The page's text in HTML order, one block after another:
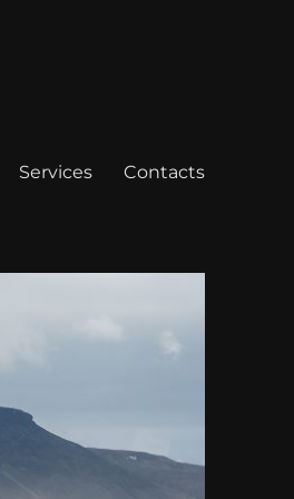
Services Contacts